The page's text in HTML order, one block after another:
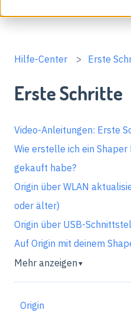
Hilfe-Center Erste
Erste Schritte
Video-Anleitungen: Erste
Wie erstelle ich ein Shaper
gekauft habe?
Origin über WLAN
oder älter)
Origin über USB-
Auf Origin mit deinem
Mehr anzeigen ▼
Origin